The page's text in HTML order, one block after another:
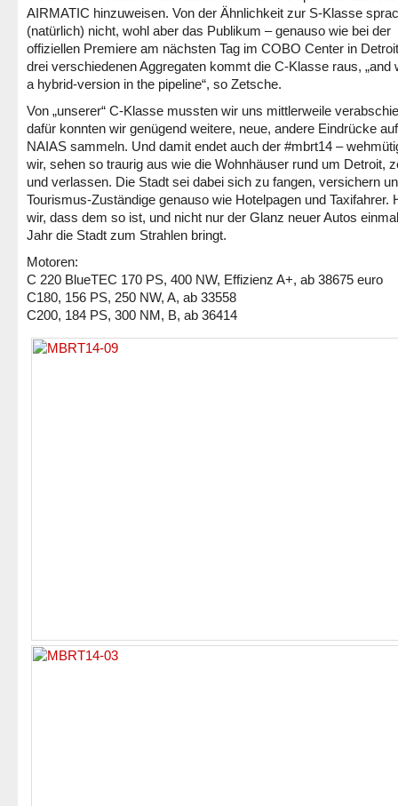
AIRMATIC hinzuweisen. Von der Ähnlichkeit zur S-Klasse
(natürlich) nicht, wohl aber das Publikum – genauso wie bei der
offiziellen Premiere am nächsten Tag im COBO Center in
drei verschiedenen Aggregaten kommt die C-Klasse raus, „and
a hybrid-version in the pipeline“, so Zetsche.
Von „unserer“ C-Klasse mussten wir uns mittlerweile
dafür konnten wir genügend weitere, neue, andere Eindrücke
NAIAS sammeln. Und damit endet auch der #mbrt14 –
wir, sehen so traurig aus wie die Wohnhäuser rund um Detroit,
und verlassen. Die Stadt sei dabei sich zu fangen, versichern
Tourismus-Zuständige genauso wie Hotelpagen und Taxifahrer.
wir, dass dem so ist, und nicht nur der Glanz neuer Autos
Jahr die Stadt zum Strahlen bringt.
Motoren:
C 220 BlueTEC 170 PS, 400 NW, Effizienz A+, ab 38675 euro
C180, 156 PS, 250 NW, A, ab 33558
C200, 184 PS, 300 NM, B, ab 36414